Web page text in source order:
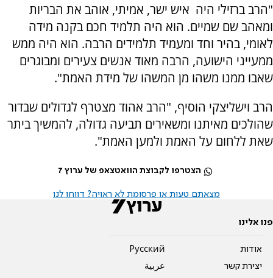
"הרב ברזילי היה איש ישר, אמיתי, אוהב את הבריות
ומאהב שם שמיים. הוא היה תלמיד חכם בקנה מידה
לאומי, בהיר וחד ומעמיד תלמידים הרבה. הוא היה ממש
ממעייני הישועה, הרבה מאוד אנשים צעירים ומבוגרים
שאבו ממנו משהו מן המשהו של מידת האמת".
הרב וישליצקי הוסיף, "הרב אהוד מצטרף לגדולים שבדור
שהולכים מאיתנו ומשאירים תביעה גדולה, להמשיך ביתר
שאת ללחום על האמת ולמען האמת".
הצטרפו לקבוצת הוואטצאפ של ערוץ 7
מצאתם טעות או פרסומת לא ראויה? דווחו לנו
פנו אלינו
אודות
יצירת קשר
Pусский
عربية